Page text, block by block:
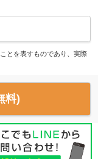
とを表すものであり、実際
料)